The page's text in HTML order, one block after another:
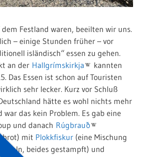
Festland waren, beeilten wir uns.
– einige Stunden früher – vor
isländisch“ essen zu gehen.
an der Hallgrímskirkja
kannten
Das Essen ist schon auf Touristen
sehr lecker. Kurz vor Schluß
hätte es wohl nichts mehr
war das kein Problem. Es gab eine
und danach Rúgbrauð
mit Plokkfiskur (eine Mischung
beides gestampft) und